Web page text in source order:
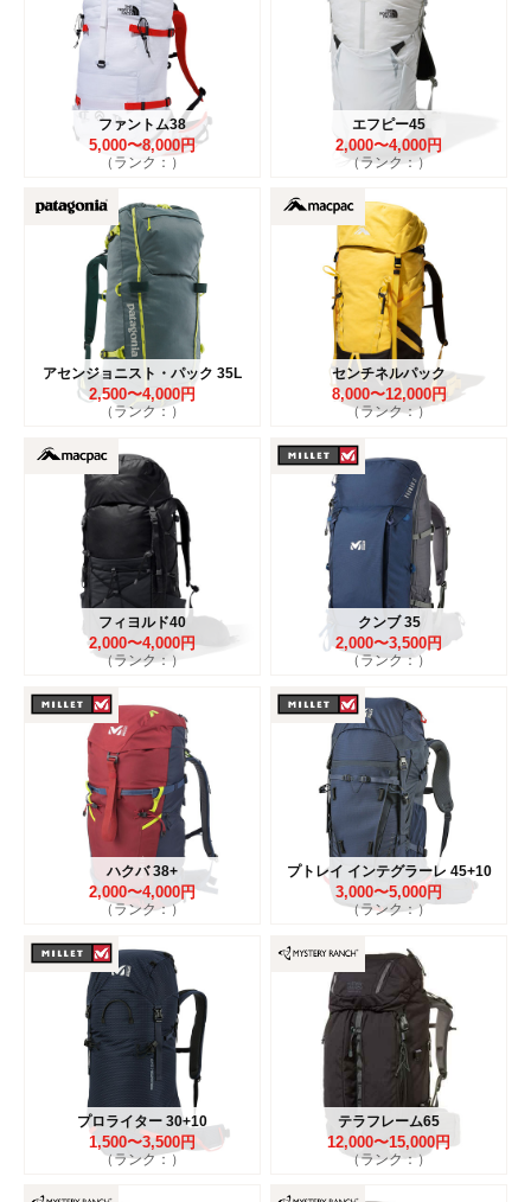
ファントム38
5,000〜8,000円
（ランク：）
エフピー45
2,000〜4,000円
（ランク：）
アセンジョニスト・パック 35L
2,500〜4,000円
（ランク：）
センチネルパック
8,000〜12,000円
（ランク：）
フィヨルド40
2,000〜4,000円
（ランク：）
クンブ 35
2,000〜3,500円
（ランク：）
ハクバ 38+
2,000〜4,000円
（ランク：）
プトレイ インテグラーレ 45+10
3,000〜5,000円
（ランク：）
プロライター 30+10
1,500〜3,500円
（ランク：）
テラフレーム65
12,000〜15,000円
（ランク：）